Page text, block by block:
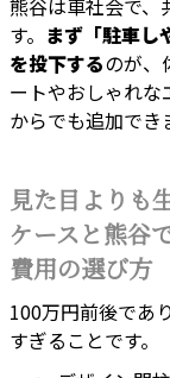
熊谷は車社会で、
す。 まず「駐車し
を投下するのが、
ートやおしゃれ
からでも追加でき
見た目よりも
ケースと熊谷
費用の選び方
100万円前後であ
すぎることです。